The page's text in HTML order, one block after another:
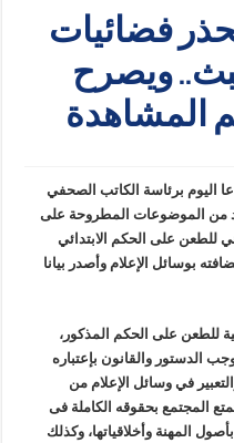
فضائيات
ويصرح
المشاهدة
اليوم برئاسة الكاتب الصحفي
من الموضوعات المطروحة على
للطعن على الحكم الابتدائي
بوسائل الإعلام وأصدر بيانا
للطعن على الحكم المذكور،
الدستور والقانون بإعتباره
في وسائل الإعلام من
المجتمع بحقوقه الكاملة فى
المهنة وأخلاقياتها، وكذلك